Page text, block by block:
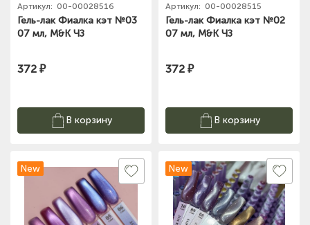
Артикул: 00-00028516
Гель-лак Фиалка кэт №03
07 мл, M&K ЧЗ
372 ₽
В корзину
Артикул: 00-00028515
Гель-лак Фиалка кэт №02
07 мл, M&K ЧЗ
372 ₽
В корзину
New New